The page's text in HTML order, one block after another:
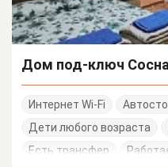
Дом под-ключ
Интернет Wi-Fi
Дети любого возраста
Есть трансфер